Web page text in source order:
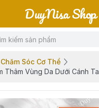
DuyNisa Shop
Chăm Sóc Cơ Thể
Thâm Vùng Da Dưới Cánh